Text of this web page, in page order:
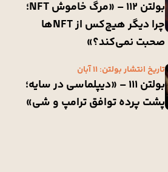
بولتن 112 – «مرگ خاموش NFT؛
چرا دیگر هیچ‌کس از NFTها
صحبت نمی‌کند؟»
تاریخ انتشار بولتن: 11 آبان
بولتن 111 – «دیپلماسی در سایه؛
پشت پرده توافق ترامپ و شی»